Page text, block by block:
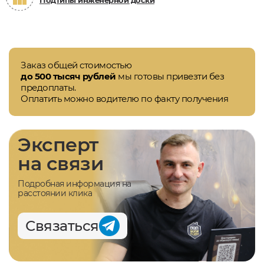
Заказ общей стоимостью
до 500 тысяч рублей мы готовы привезти без
предоплаты.
Оплатить можно водителю по факту получения
Эксперт
на связи
Подробная информация на
расстоянии клика
Связаться